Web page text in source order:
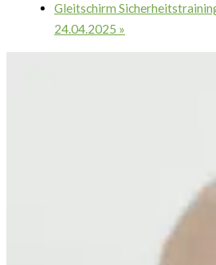
Gleitschirm
24.04.2025 »